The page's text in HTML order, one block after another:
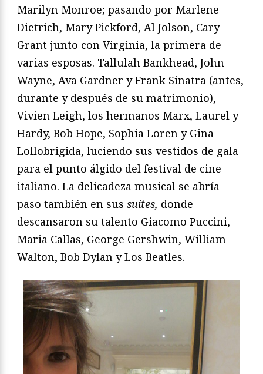
Marilyn Monroe; pasando por Marlene
Dietrich, Mary Pickford, Al Jolson, Cary
Grant junto con Virginia, la primera de
varias esposas. Tallulah Bankhead, John
Wayne, Ava Gardner y Frank Sinatra (antes,
durante y después de su matrimonio),
Vivien Leigh, los hermanos Marx, Laurel y
Hardy, Bob Hope, Sophia Loren y Gina
Lollobrigida, luciendo sus vestidos de gala
para el punto álgido del festival de cine
italiano. La delicadeza musical se abría
paso también en sus suites, donde
descansaron su talento Giacomo Puccini,
Maria Callas, George Gershwin, William
Walton, Bob Dylan y Los Beatles.